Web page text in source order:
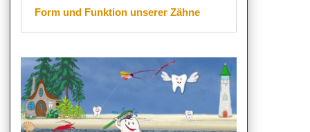
Form und Funktion unserer Zähne